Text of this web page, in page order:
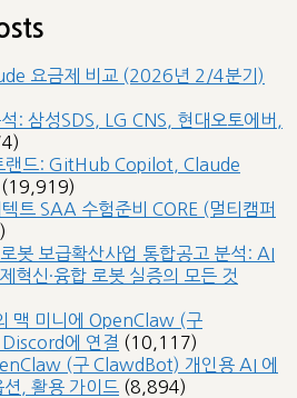
요금제 비교 (2026년 2/4분기)
: 삼성SDS, LG CNS, 현대오토에버,
랜드: GitHub Copilot, Claude
(19,919)
트 SAA 수험준비 CORE (멀티캠퍼
봇 보급확산사업 통합공고 분석: AI
혁신·융합 로봇 실증의 모든 것
맥 미니에 OpenClaw (구
에 연결 (10,117)
(구 ClawdBot) 개인용 AI 에
, 활용 가이드 (8,894)